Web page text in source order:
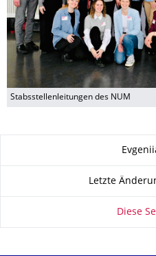
Stabsstellenleitungen des NUM
Letzte
Diese